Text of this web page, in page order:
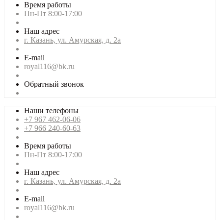
Время работы
Пн-Пт 8:00-17:00
Наш адрес
г. Казань, ул. Амурская, д. 2а
E-mail
royal116@bk.ru
Обратный звонок
Наши телефоны
+7 967 462-06-06
+7 966 240-60-63
Время работы
Пн-Пт 8:00-17:00
Наш адрес
г. Казань, ул. Амурская, д. 2а
E-mail
royal116@bk.ru